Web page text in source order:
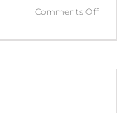
Comments Offon
3pm